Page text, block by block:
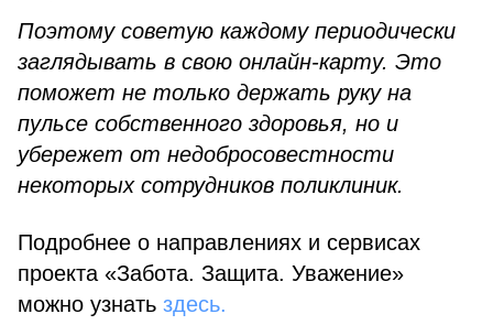
Поэтому советую каждому периодически
заглядывать в свою онлайн-карту. Это
поможет не только держать руку на
пульсе собственного здоровья, но и
убережет от недобросовестности
некоторых сотрудников поликлиник.
Подробнее о направлениях и сервисах
проекта «Забота. Защита. Уважение»
можно узнать здесь.